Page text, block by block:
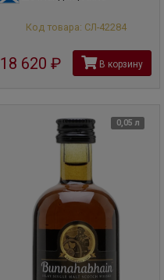
Код товара: СЛ-42284
18 620 рубВ корзину
0,05 л